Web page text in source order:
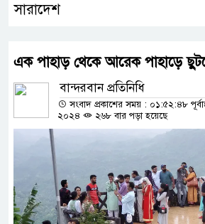
সারাদেশ
এক পাহাড় থেকে আরেক পাহাড়ে
বান্দরবান প্রতিনিধি
সংবাদ প্রকাশের সময় : ০১:৫২:৪৮
২০২৪
২৬৮ বার পড়া হয়েছে